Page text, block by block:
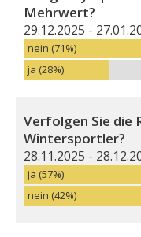
Mehrwert?
29.12.2025 -
nein (71%)
ja (28%)
Verfolgen Sie die
Wintersportler?
28.11.2025 -
ja (57%)
nein (42%)